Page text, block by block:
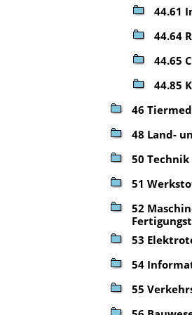
44.61
44.64
44.65
44.85
46
48 Land-
50
51
52
53
54
55